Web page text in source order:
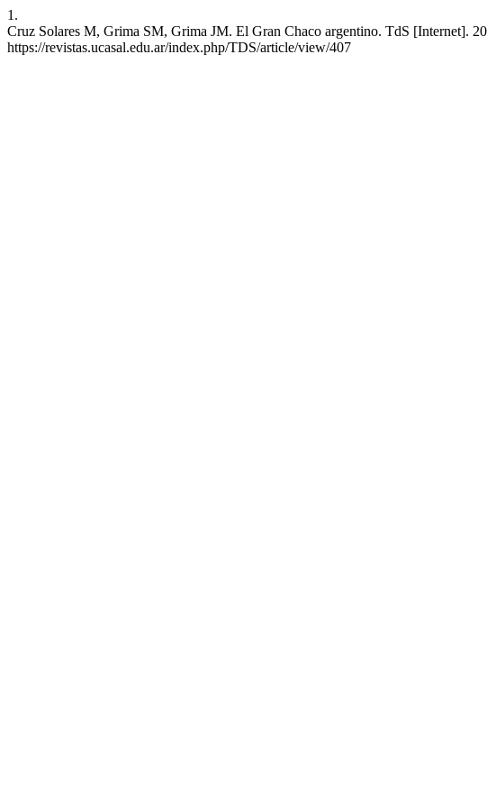
1.
Cruz Solares M, Grima SM, Grima JM. El Gran Chaco argentino. TdS [Internet].
https://revistas.ucasal.edu.ar/index.php/TDS/article/view/407